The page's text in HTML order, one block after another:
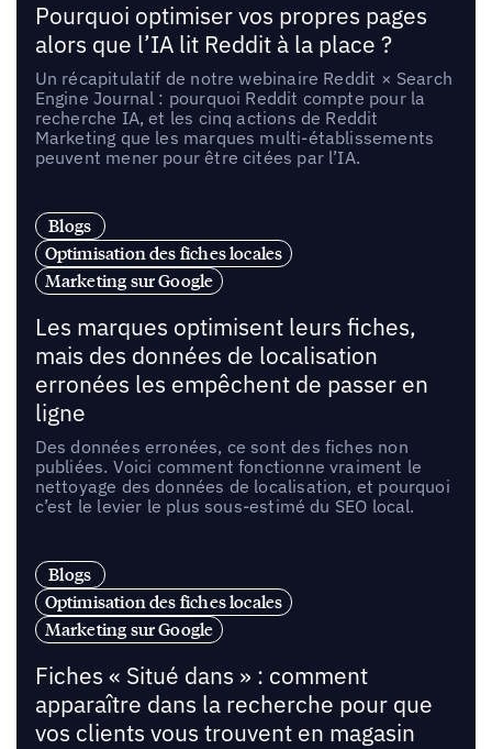
Pourquoi optimiser vos propres pages
alors que l’IA lit Reddit à la place ?
Un récapitulatif de notre webinaire Reddit × Search
Engine Journal : pourquoi Reddit compte pour la
recherche IA, et les cinq actions de Reddit
Marketing que les marques multi-établissements
peuvent mener pour être citées par l’IA.
Blogs
Optimisation des fiches locales
Marketing sur Google
Les marques optimisent leurs fiches,
mais des données de localisation
erronées les empêchent de passer en
ligne
Des données erronées, ce sont des fiches non
publiées. Voici comment fonctionne vraiment le
nettoyage des données de localisation, et pourquoi
c’est le levier le plus sous-estimé du SEO local.
Blogs
Optimisation des fiches locales
Marketing sur Google
Fiches « Situé dans » : comment
apparaître dans la recherche pour que
vos clients vous trouvent en magasin